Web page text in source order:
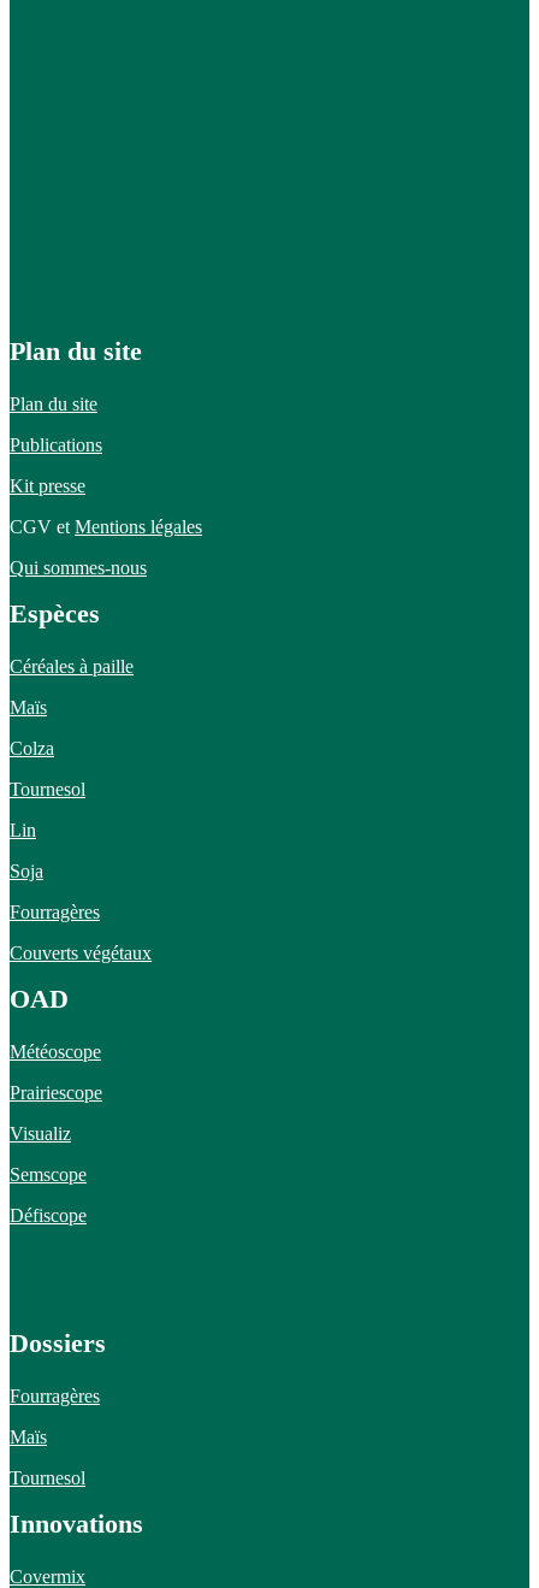
Plan du site
Plan du site
Publications
Kit presse
CGV etMentions légales
Qui sommes-nous
Espèces
Céréales à paille
Maïs
Colza
Tournesol
Lin
Soja
Fourragères
Couverts végétaux
OAD
Météoscope
Prairiescope
Visualiz
Semscope
Défiscope
Dossiers
Fourragères
Maïs
Tournesol
Innovations
Covermix